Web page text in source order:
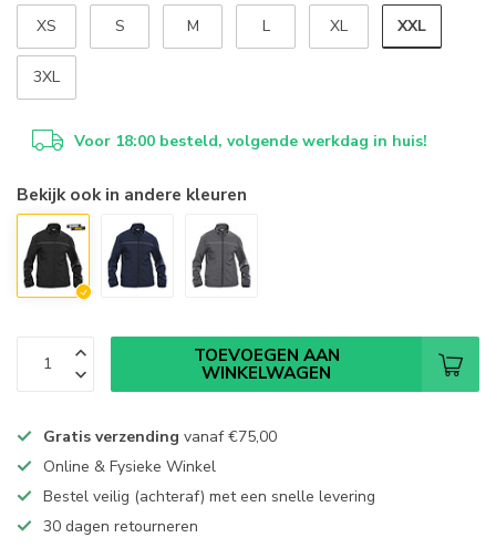
XS S M L XL XXL
3XL
Voor 18:00 besteld, volgende werkdag in huis!
Bekijk ook in andere kleuren
TOEVOEGEN AAN
WINKELWAGEN
Gratis verzending vanaf€75,00
Online & Fysieke Winkel
Bestel veilig (achteraf) met een snelle levering
30 dagen retourneren